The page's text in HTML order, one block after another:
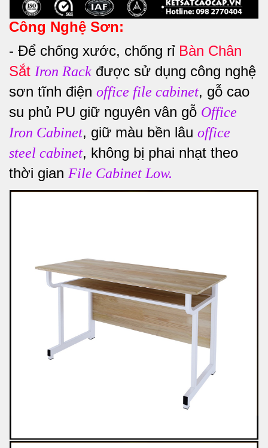
Công Nghệ Sơn:
- Để chống xước, chống rỉ Bàn Chân
Sắt Iron Rack được sử dụng công nghệ
sơn tĩnh điện office file cabinet, gỗ cao
su phủ PU giữ nguyên vân gỗ Office
Iron Cabinet, giữ màu bền lâu office
steel cabinet, không bị phai nhạt theo
thời gian File Cabinet Low.